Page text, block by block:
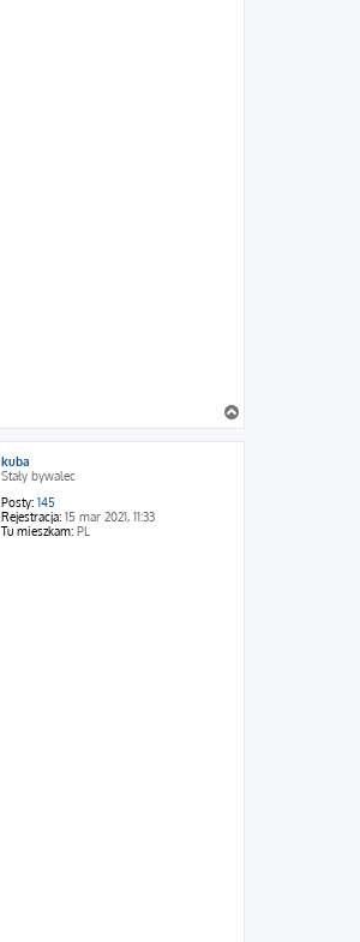
a
g
kuba
Stały bywalec
Posty: 145
Rejestracja: 15 mar 2021, 11:33
Tu mieszkam: PL